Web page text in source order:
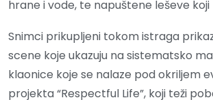
hrane i vode, te napuštene leševe koji
Snimci prikupljeni tokom istraga
scene koje ukazuju na sistematsko
klaonice koje se nalaze pod okriljem
projekta “Respectful Life”, koji teži